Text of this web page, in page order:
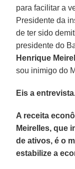
para facilitar a
Presidente da
de ter sido
presidente do
Henrique
sou inimigo do
Eis a
A receita
Meirelles, que
de ativos, é o
estabilize a